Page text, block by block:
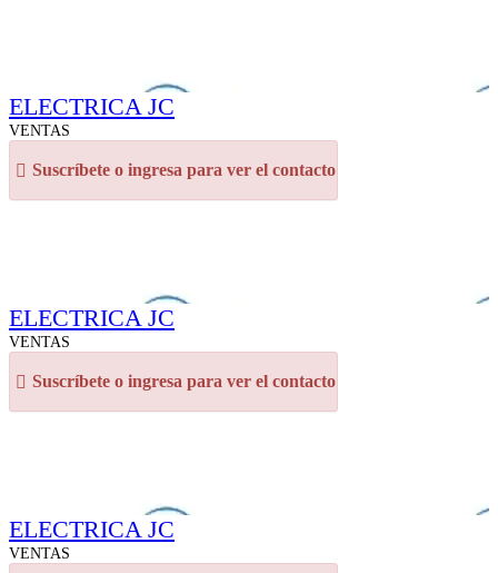
ELECTRICA JC
VENTAS
Suscríbete o ingresa para ver el contacto
ELECTRICA JC
VENTAS
Suscríbete o ingresa para ver el contacto
ELECTRICA JC
VENTAS